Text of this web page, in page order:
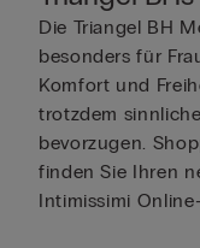
Die Triangel BH
besonders für
Komfort und
trotzdem
bevorzugen.
finden Sie Ihren
Intimissimi